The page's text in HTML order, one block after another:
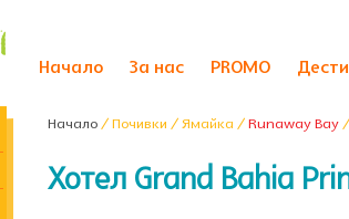
Начало За нас PROMO
Начало/ Почивки / Ямайка /Runaway Bay
Хотел Grand Bahia